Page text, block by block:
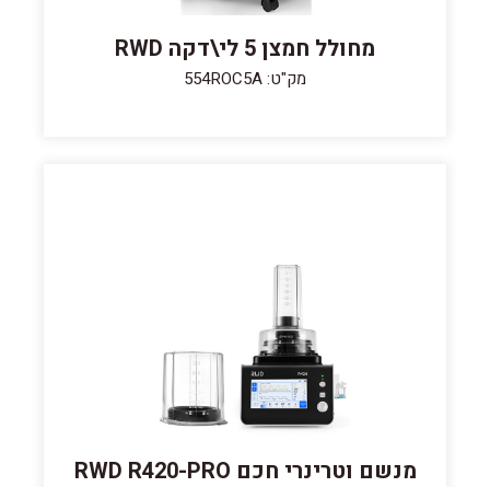
מחולל חמצן 5 לי\דקה RWD
מק"ט: 554ROC5A
מנשם וטרינרי חכם RWD R420-PRO